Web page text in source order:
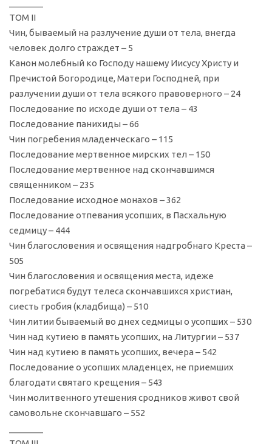
ТОМ II
Чин, бываемый на разлучение души от тела, внегда
человек долго страждет – 5
Канон молебный ко Господу нашему Иисусу Христу и
Пречистой Богородице, Матери Господней, при
разлучении души от тела всякого правоверного – 24
Последование по исходе души от тела – 43
Последование панихиды – 66
Чин погребения младенческаго – 115
Последование мертвенное мирских тел – 150
Последование мертвенное над скончавшимся
священником – 235
Последование исходное монахов – 362
Последование отпевания усопших, в Пасхальную
седмицу – 444
Чин благословения и освящения надгробнаго Креста –
505
Чин благословения и освящения места, идеже
погребатися будут телеса скончавшихся христиан,
сиесть гробия (кладбища) – 510
Чин литии бываемый во днех седмицы о усопших – 530
Чин над кутиею в память усопших, на Литургии – 537
Чин над кутиею в память усопших, вечера – 542
Последование о усопших младенцех, не приемших
благодати святаго крещения – 543
Чин молитвенного утешения сродников живот свой
самовольне скончавшаго – 552